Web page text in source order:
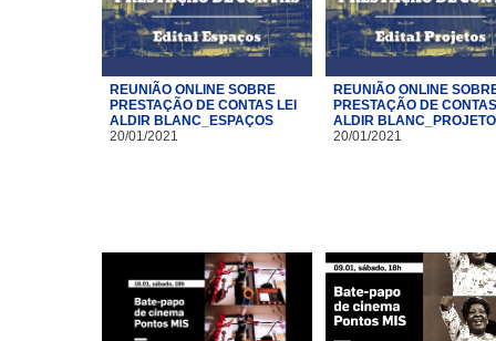
REUNIÃO ONLINE SOBRE
PRESTAÇÃO DE CONTAS LEI
ALDIR BLANC_ESPAÇOS
20/01/2021
REUNIÃO ONLINE
PRESTAÇÃO DE
ALDIR
20/01/2021